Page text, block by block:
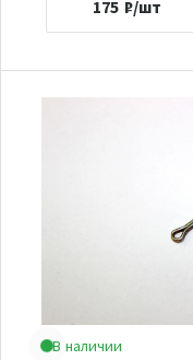
175 ₽/шт
В наличии